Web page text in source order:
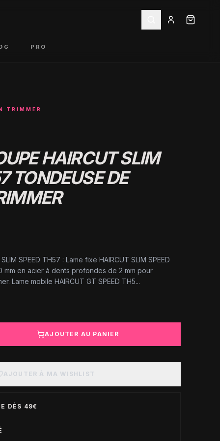
PRO
TRIMMER
HAIRCUT SLIM
TONDEUSE DE
SPEED TH57 : Lame fixe HAIRCUT SLIM SPEED
en acier à dents profondes de 2 mm pour
Lame mobile HAIRCUT GT SPEED TH5...
AJOUTER AU PANIER
AJOUTER À MA WISHLIST
DÈS 49€